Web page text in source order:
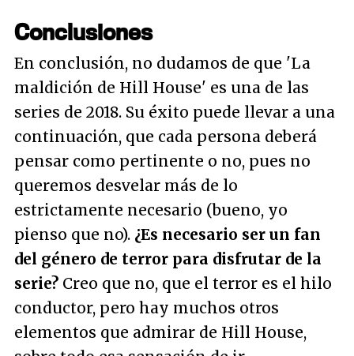
Conclusiones
En conclusión, no dudamos de que 'La
maldición de Hill House' es una de las
series de 2018. Su éxito puede llevar a una
continuación, que cada persona deberá
pensar como pertinente o no, pues no
queremos desvelar más de lo
estrictamente necesario (bueno, yo
pienso que no). ¿Es necesario ser un fan
del género de terror para disfrutar de la
serie? Creo que no, que el terror es el hilo
conductor, pero hay muchos otros
elementos que admirar de Hill House,